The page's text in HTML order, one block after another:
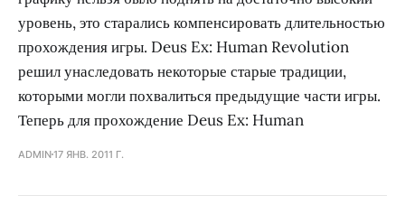
уровень, это старались компенсировать длительностью
прохождения игры. Deus Ex: Human Revolution
решил унаследовать некоторые старые традиции,
которыми могли похвалиться предыдущие части игры.
Теперь для прохождение Deus Ex: Human
ADMIN17 ЯНВ. 2011 Г.